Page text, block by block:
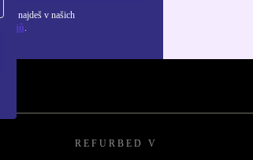
najdeš v našich
údajů.
REFURBED V